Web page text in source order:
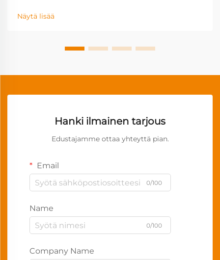
Näytä lisää
Hanki ilmainen tarjous
Edustajamme ottaa yhteyttä pian.
Email
0/100
Name
0/100
Company Name